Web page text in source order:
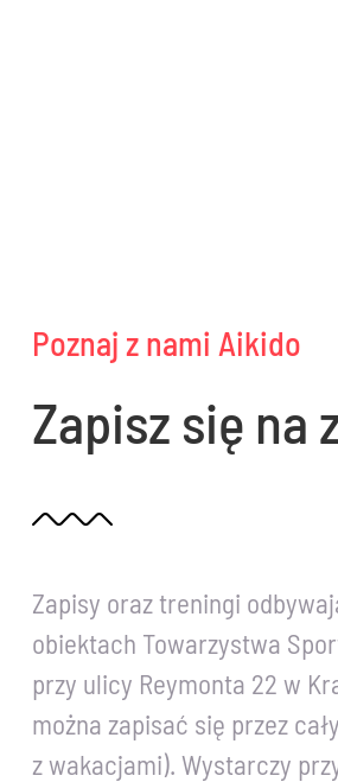
Poznaj z nami Aikido
Zapisz się na
Zapisy oraz treningi
obiektach Towarzystwa
przy ulicy Reymonta 22 w
można zapisać się przez
z wakacjami). Wystarczy